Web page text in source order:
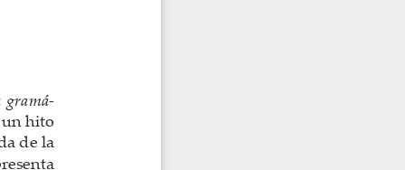
gramá-
hito
de la